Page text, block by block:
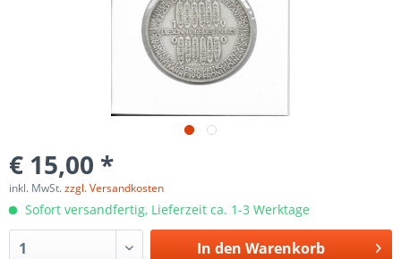
€ 15,00 *
inkl. MwSt.zzgl. Versandkosten
Sofort versandfertig, Lieferzeit ca. 1-3 Werktage
In den Warenkorb